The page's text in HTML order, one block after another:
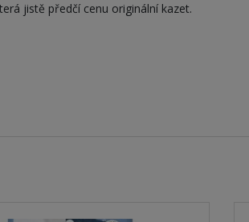
jistě předčí cenu originální kazet.